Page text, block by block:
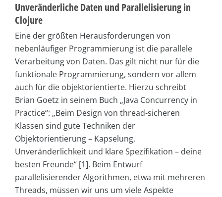
Unveränderliche Daten und Parallelisierung in
Clojure
Eine der größten Herausforderungen von
nebenläufiger Programmierung ist die parallele
Verarbeitung von Daten. Das gilt nicht nur für die
funktionale Programmierung, sondern vor allem
auch für die objektorientierte. Hierzu schreibt
Brian Goetz in seinem Buch „Java Concurrency in
Practice“: „Beim Design von thread-sicheren
Klassen sind gute Techniken der
Objektorientierung – Kapselung,
Unveränderlichkeit und klare Spezifikation – deine
besten Freunde“ [1]. Beim Entwurf
parallelisierender Algorithmen, etwa mit mehreren
Threads, müssen wir uns um viele Aspekte